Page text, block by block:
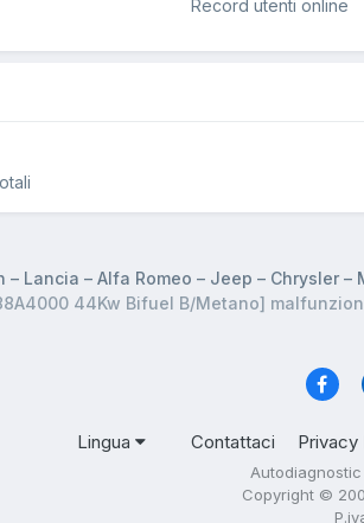
Record utenti online
– Lancia – Alfa Romeo – Jeep – Chrysler –
44Kw Bifuel B/Metano]
Lingua Contattaci Privacy
Copyright ©